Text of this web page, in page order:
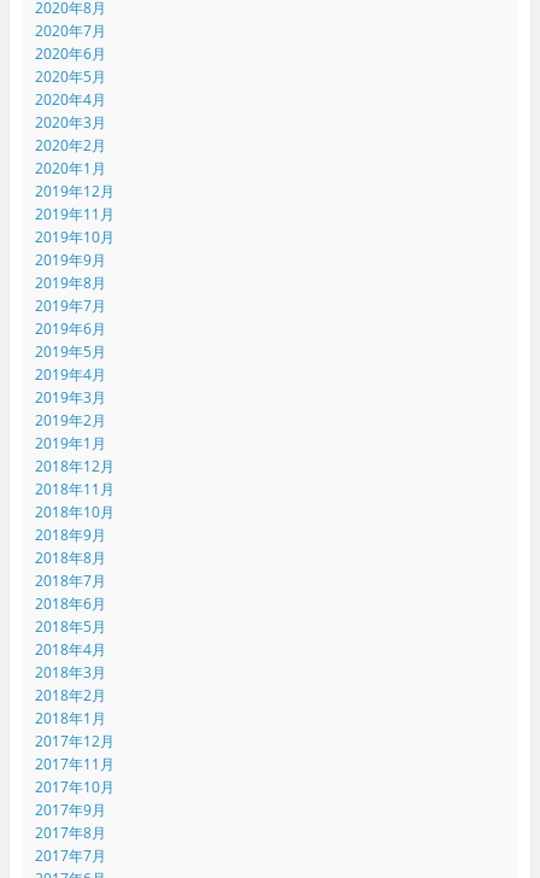
2020年8月
2020年7月
2020年6月
2020年5月
2020年4月
2020年3月
2020年2月
2020年1月
2019年12月
2019年11月
2019年10月
2019年9月
2019年8月
2019年7月
2019年6月
2019年5月
2019年4月
2019年3月
2019年2月
2019年1月
2018年12月
2018年11月
2018年10月
2018年9月
2018年8月
2018年7月
2018年6月
2018年5月
2018年4月
2018年3月
2018年2月
2018年1月
2017年12月
2017年11月
2017年10月
2017年9月
2017年8月
2017年7月